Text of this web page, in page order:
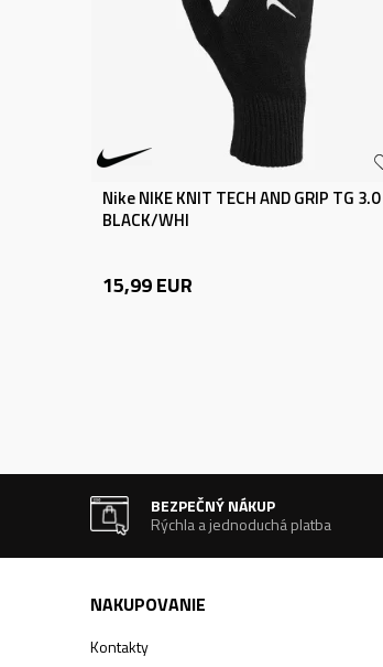
Nike NIKE KNIT TECH AND GRIP TG 3.0
BLACK/WHI
15,99EUR
BEZPEČNÝ NÁKUP
Rýchla a jednoduchá platba
NAKUPOVANIE
Kontakty